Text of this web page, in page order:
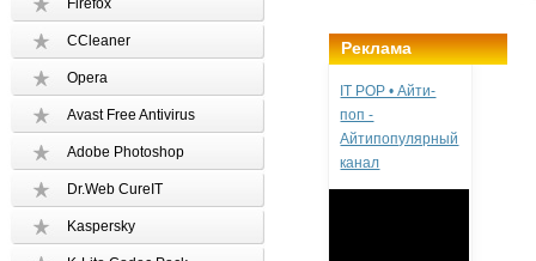
Firefox
CCleaner
Opera
Avast Free Antivirus
Adobe Photoshop
Dr.Web CureIT
Kaspersky
Реклама
IT POP • Айти-
поп -
Айтипопулярный
канал